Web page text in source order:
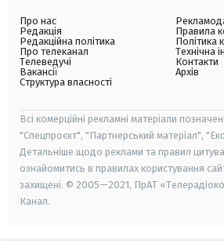
Про нас
Редакція
Редакційна політика
Про телеканал
Телеведучі
Вакансії
Структура власності
Правила
Політика
Технічна
Контакти
Архів
Всі комерційні рекламні матеріали
"Спецпроєкт", "Партнерський матеріал",
Детальніше щодо реклами та правил
ознайомитись в правилах користування
захищені. © 2005—2021, ПрАТ
Канал.